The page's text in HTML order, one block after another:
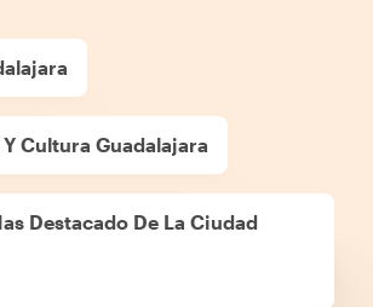
Cultura Guadalajara
Destacado De La Ciudad